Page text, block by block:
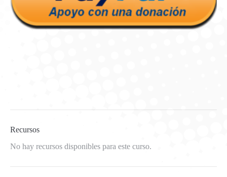
Recursos
No hay recursos disponibles para este curso.